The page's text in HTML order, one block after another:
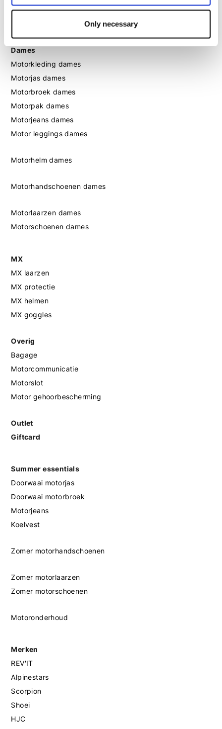
Only necessary
Motorlaarzen heren
Dames
Motorkleding dames
Motorjas dames
Motorbroek dames
Motorpak dames
Motorjeans dames
Motor leggings dames
Motorhelm dames
Motorhandschoenen dames
Motorlaarzen dames
Motorschoenen dames
MX
MX laarzen
MX protectie
MX helmen
MX goggles
Overig
Bagage
Motorcommunicatie
Motorslot
Motor gehoorbescherming
Outlet
Giftcard
Summer essentials
Doorwaai motorjas
Doorwaai motorbroek
Motorjeans
Koelvest
Zomer motorhandschoenen
Zomer motorlaarzen
Zomer motorschoenen
Motoronderhoud
Merken
REV'IT
Alpinestars
Scorpion
Shoei
HJC